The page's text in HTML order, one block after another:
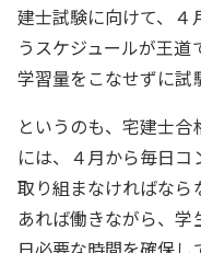
建士試験に向けて、４
うスケジュールが王
学習量をこなせずに試
というのも、宅建士
には、４月から毎日
取り組まなければなら
あれば働きながら、